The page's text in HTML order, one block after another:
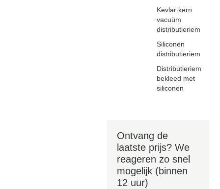
Kevlar kern
vacuüm
distributieriem
Siliconen
distributieriem
Distributieriem
bekleed met
siliconen
Ontvang de
laatste prijs? We
reageren zo snel
mogelijk (binnen
12 uur)